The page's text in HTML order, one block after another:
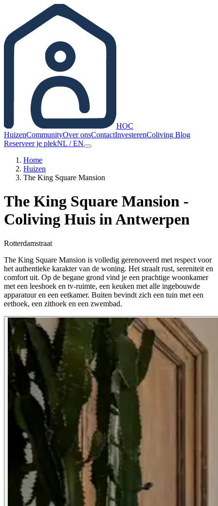
HOC
HuizenCommunityOver onsContactInvesterenColiving Blog
Reserveer je plekNL /EN
Home
Huizen
The King Square Mansion
The King Square Mansion -
Coliving Huis in Antwerpen
Rotterdamstraat
The King Square Mansion is volledig gerenoveerd met respect voor
het authentieke karakter van de woning. Het straalt rust, sereniteit en
comfort uit. Op de begane grond vind je een prachtige woonkamer
met een leeshoek en tv-ruimte, een keuken met alle ingebouwde
apparatuur en een eetkamer. Buiten bevindt zich een tuin met een
eethoek, een zithoek en een zwembad.